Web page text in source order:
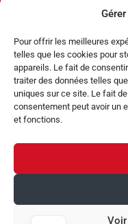
Pour offrir les meilleures
telles que les cookies pour
appareils. Le fait de
traiter des données telles
uniques sur ce site. Le fait
consentement peut avoir un
et fonctions.
DERNIERS
Événements,
ABRIBLUE lance
pour simplifier